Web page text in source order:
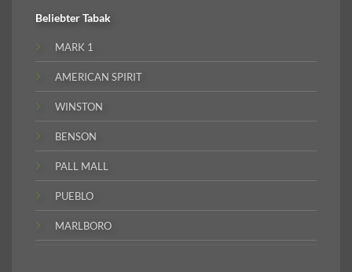
BeliebterTabak
MARK 1
AMERICAN SPIRIT
WINSTON
BENSON
PALL MALL
PUEBLO
MARLBORO